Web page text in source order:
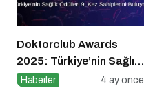
Doktorclub Awards
2025: Türkiye’nin Sağlık
Ödülleri 9. Kez
Haberler 4 ay önce